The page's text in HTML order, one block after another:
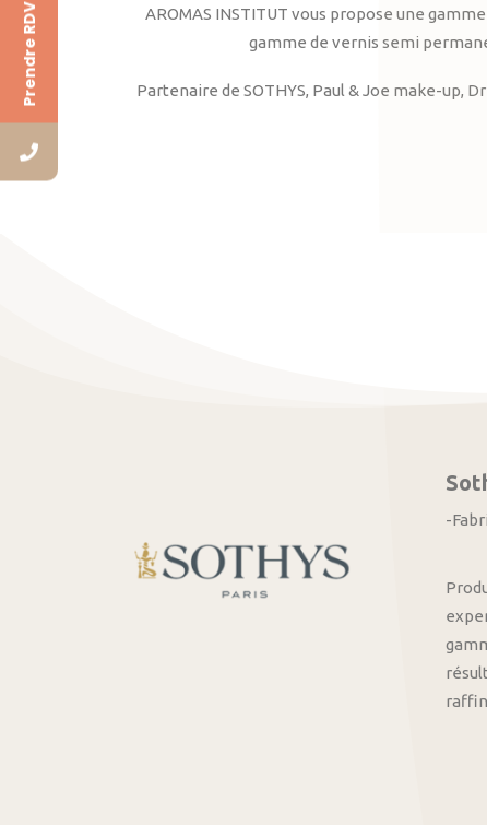
AROMAS INSTITUT vous propose une
gamme de vernis semi
Partenaire de SOTHYS, Paul & Joe make-up,
-
Prendre RDV